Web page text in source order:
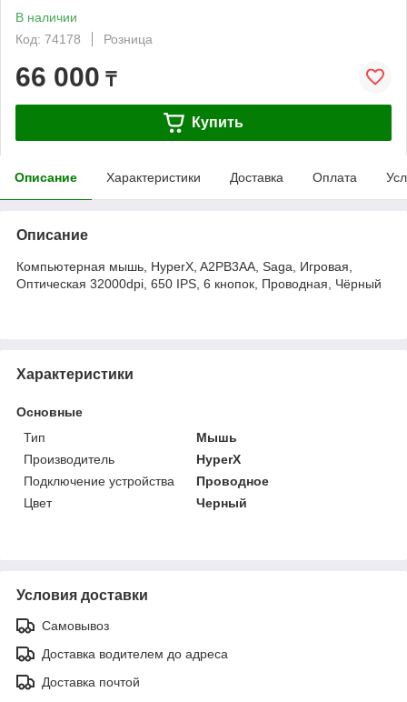
В наличии
Код: 74178
Розница
66 000 ₸
Купить
Описание Характеристики Доставка Оплата
Описание
Компьютерная мышь, HyperX, A2PB3AA, Saga, Игровая,
Оптическая 32000dpi, 650 IPS, 6 кнопок, Проводная, Чёрный
Характеристики
Основные
Тип
Мышь
Производитель
HyperX
Подключение устройства
Проводное
Цвет
Черный
Условия доставки
Самовывоз
Доставка водителем до адреса
Доставка почтой